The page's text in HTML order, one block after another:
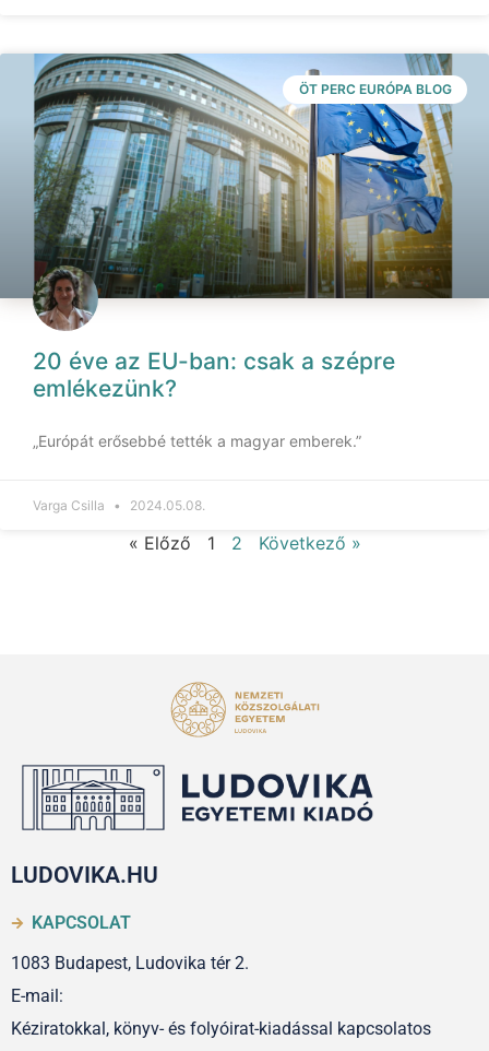
ÖT PERC EURÓPA BLOG
20 éve az EU-ban: csak a szépre
emlékezünk?
„Európát erősebbé tették a magyar emberek.”
Varga Csilla 2024.05.08.
« Előző 1 2 Következő »
LUDOVIKA.HU
KAPCSOLAT
1083 Budapest, Ludovika tér 2.
E-mail:
Kéziratokkal, könyv- és folyóirat-kiadással kapcsolatos